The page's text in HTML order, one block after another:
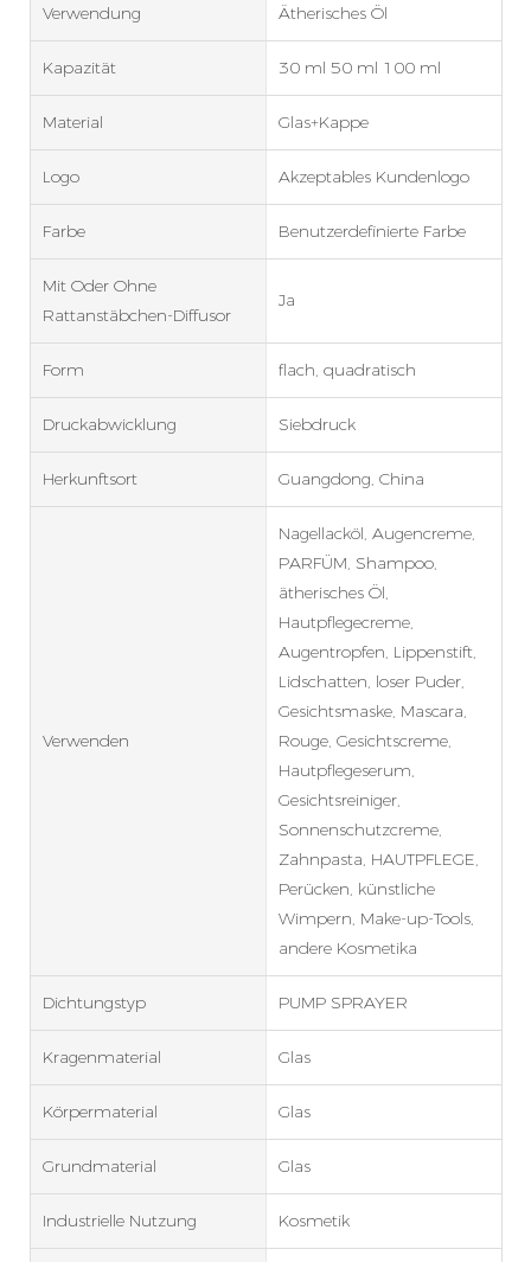
Verwendung Ätherisches Öl
Kapazität 30 ml 50 ml 100 ml
Material Glas+Kappe
Logo Akzeptables Kundenlogo
Farbe Benutzerdefinierte Farbe
Mit Oder Ohne
Rattanstäbchen-Diffusor
Ja
Form flach, quadratisch
Druckabwicklung Siebdruck
Herkunftsort Guangdong, China
Verwenden
Nagellacköl, Augencreme,
PARFÜM, Shampoo,
ätherisches Öl,
Hautpflegecreme,
Augentropfen, Lippenstift,
Lidschatten, loser Puder,
Gesichtsmaske, Mascara,
Rouge, Gesichtscreme,
Hautpflegeserum,
Gesichtsreiniger,
Sonnenschutzcreme,
Zahnpasta, HAUTPFLEGE,
Perücken, künstliche
Wimpern, Make-up-Tools,
andere Kosmetika
Dichtungstyp PUMP SPRAYER
Kragenmaterial Glas
Körpermaterial Glas
Grundmaterial Glas
Industrielle Nutzung Kosmetik